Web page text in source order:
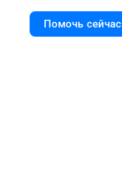
Помочь сейчас